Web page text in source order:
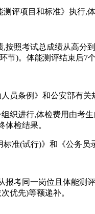
评项目和标准》执行,
照考试总成绩从高分
)。体能测评结束后7
员条例》和公安部有
织进行,体检费用由考
检结果。
准(试行)》和《公务员
报考同一岗位且体能
优先)等额递补。